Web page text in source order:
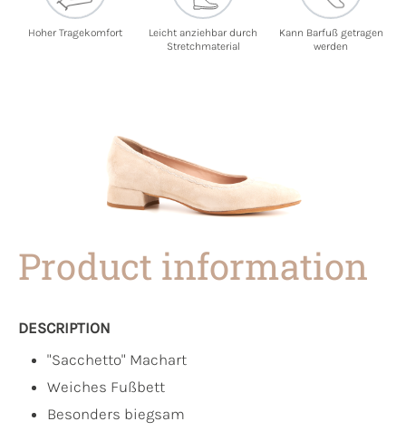
Hoher Tragekomfort
Leicht anziehbar durch
Stretchmaterial
Kann Barfuß getragen
werden
Product information
DESCRIPTION
"Sacchetto" Machart
Weiches Fußbett
Besonders biegsam